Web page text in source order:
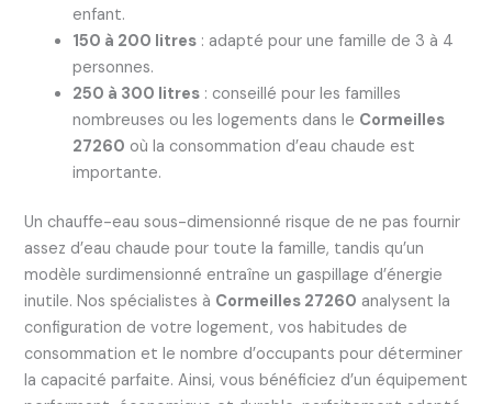
enfant.
150 à 200 litres: adapté pour une famille de 3 à 4
personnes.
250 à 300 litres: conseillé pour les familles
nombreuses ou les logements dans le Cormeilles
27260 où la consommation d’eau chaude est
importante.
Un chauffe-eau sous-dimensionné risque de ne pas fournir
assez d’eau chaude pour toute la famille, tandis qu’un
modèle surdimensionné entraîne un gaspillage d’énergie
inutile. Nos spécialistes à Cormeilles 27260 analysent la
configuration de votre logement, vos habitudes de
consommation et le nombre d’occupants pour déterminer
la capacité parfaite. Ainsi, vous bénéficiez d’un équipement